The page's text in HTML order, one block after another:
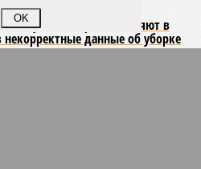
Чувашии предоставляют в
некорректные данные об уборке
OK